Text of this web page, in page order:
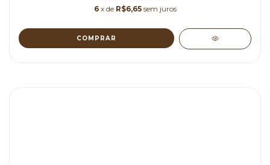
6 x de R$6,65 sem juros